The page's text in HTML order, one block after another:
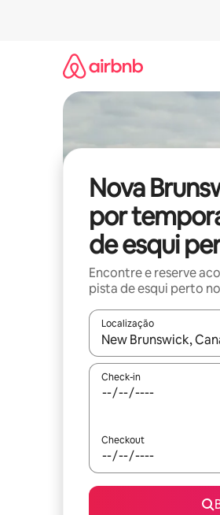
Nova
por
de esqui
Encontre e reserve
pista de esqui perto
Localização
Quando os resultados
Check-in
Checkout